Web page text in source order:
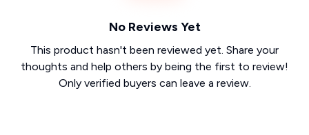
No Reviews Yet
This product hasn't been reviewed yet. Share your
thoughts and help others by being the first to review!
Only verified buyers can leave a review.